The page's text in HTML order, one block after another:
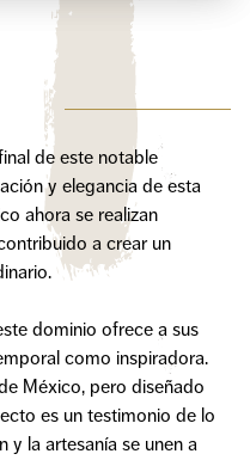
de este notable
y elegancia de esta
ahora se realizan
a crear un
dominio ofrece a sus
como inspiradora.
México, pero diseñado
es un testimonio de lo
y la artesanía se unen a